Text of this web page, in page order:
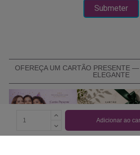
Adicionar ao
OFEREÇA UM CARTÃO PRESENTE
ELEGANTE